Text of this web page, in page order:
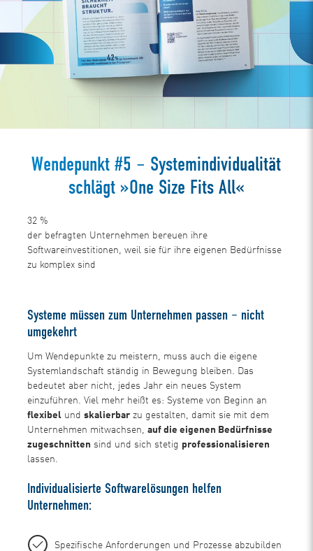
Wendepunkt #5 – Systemindividualität
schlägt »One Size Fits All«
32 %
der befragten Unternehmen bereuen ihre
Softwareinvestitionen, weil sie für ihre eigenen Bedürfnisse
zu komplex sind
Systeme müssen zum Unternehmen passen – nicht
umgekehrt
Um Wendepunkte zu meistern, muss auch die eigene
Systemlandschaft ständig in Bewegung bleiben. Das
bedeutet aber nicht, jedes Jahr ein neues System
einzuführen. Viel mehr heißt es: Systeme von Beginn an
flexibel undskalierbar zu gestalten, damit sie mit dem
Unternehmen mitwachsen,auf die eigenen Bedürfnisse
zugeschnitten sind und sich stetig professionalisieren
lassen.
Individualisierte Softwarelösungen helfen
Unternehmen:
Spezifische Anforderungen und Prozesse abzubilden